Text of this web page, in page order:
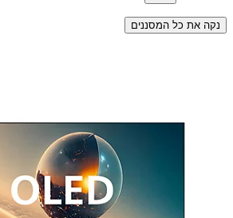
את כל המסננים